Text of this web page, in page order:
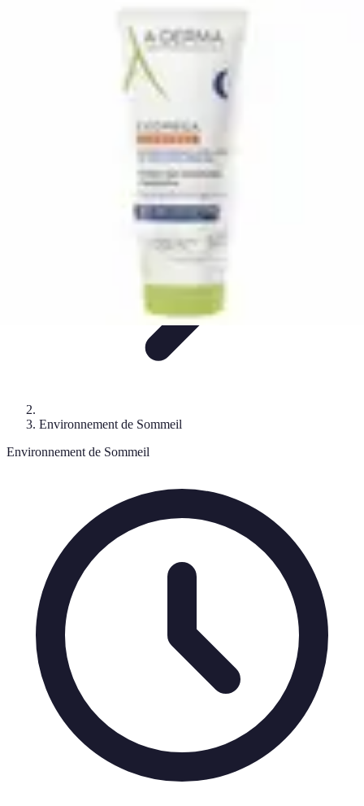
Nutrition et SommeilAmélioration du
Astuces de Sommeil Habitudes de Sommeil
Conseils Sommeil
Environnement de Sommeil
Environnement de Sommeil